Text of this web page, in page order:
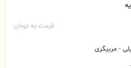
قیمت به تومان
- مربیگری